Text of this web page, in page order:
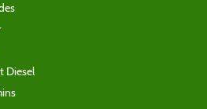
Diesel